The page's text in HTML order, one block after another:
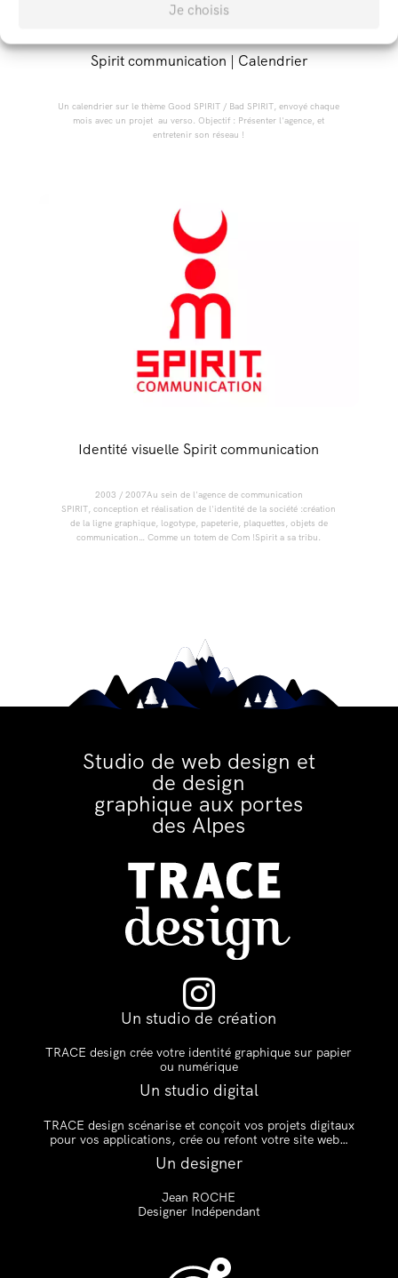
Je choisis
Spirit communication | Calendrier
Un calendrier sur le thème Good SPIRIT / Bad SPIRIT, envoyé chaque
mois avec un projet au verso. Objectif : Présenter l'agence, et
entretenir son réseau !
Identité visuelle Spirit communication
2003 / 2007Au sein de l'agence de communication
SPIRIT, conception et réalisation de l'identité de la société :création
de la ligne graphique, logotype, papeterie, plaquettes, objets de
communication… Comme un totem de Com !Spirit a sa tribu.
Studio de web design et
de design
graphique aux portes
des Alpes

Un studio de création
TRACE design crée votre identité graphique sur papier
ou numérique
Un studio digital
TRACE design scénarise et conçoit vos projets digitaux
pour vos applications, crée ou refont votre site web…
Un designer
Jean ROCHE
Designer Indépendant